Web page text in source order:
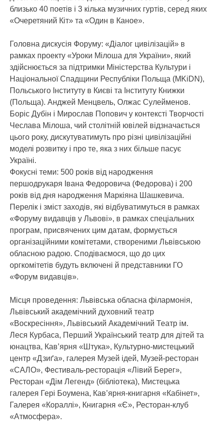
близько 40 поетів і 3 кілька музичних гуртів, серед яких
«Очеретяний Кіт» та «Один в Каное».
Головна дискусія Форуму: «Діалог цивілізацій» в
рамках проекту «Уроки Мілоша для України», який
здійснюється за підтримки Міністерства Культури і
Національної Спадщини Республіки Польща (MKiDN),
Польського Інституту в Києві та Інституту Книжки
(Польща). Анджей Менцвель, Олжас Сулейменов.
Боріс Дубін і Мирослав Попович у контексті Творчості
Чеслава Мілоша, чий столітній ювілей відзначається
цього року, дискутуватимуть про різні цивілізаційні
моделі розвитку і про те, яка з них більше пасує
Україні.
Фокусні теми: 500 років від народження
першодрукаря Івана Федоровича (Федорова) і 200
років від дня народження Маркіяна Шашкевича.
Перелік і зміст заходів, які відбуватимуться в рамках
«Форуму видавців у Львові», в рамках спеціальних
програм, присвячених цим датам, формується
організаційними комітетами, створеними Львівською
обласною радою. Сподіваємося, що до цих
оргкомітетів будуть включені й представники ГО
«Форум видавців».
Місця проведення: Львівська обласна філармонія,
Львівський академічний духовний театр
«Воскресіння», Львівський Академічний Театр ім.
Леся Курбаса, Перший Український театр для дітей та
юнацтва, Кав’ярня «Штука», Культурно-мистецький
центр «Дзиґа», галерея Музей ідей, Музей-ресторан
«САЛО», Фестиваль-ресторація «Лівий Берег»,
Ресторан «Дім Легенд» (бібліотека), Мистецька
галерея Гері Боумена, Кав’ярня-книгарня «Кабінет»,
Галерея «Кораллі», Книгарня «Є», Ресторан-клуб
«Атмосфера».